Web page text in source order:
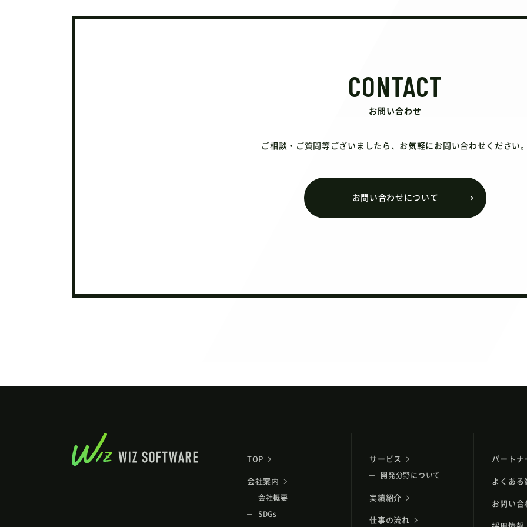
CONTACT
お問い合わせ
ご相談・ご質問等ございましたら、お気軽にお問い合わせください
お問い合わせについて
TOP
会社案内
会社概要
SDGs
サービス
開発分野について
実績紹介
仕事の流れ
パートナ
よくある
お問い合